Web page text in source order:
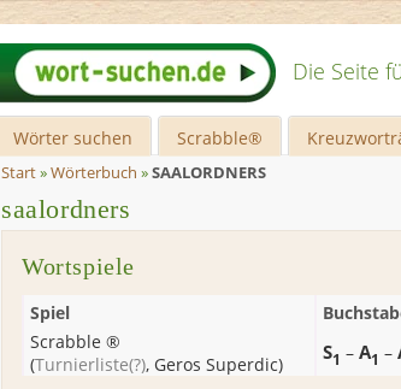
Die Seite
Wörter suchen Scrabble®
Start»Wörterbuch »SAALORDNERS
saalordners
Wortspiele
Spiel
Scrabble ®
(Turnierliste(?), Geros Superdic) S1 – A1 –